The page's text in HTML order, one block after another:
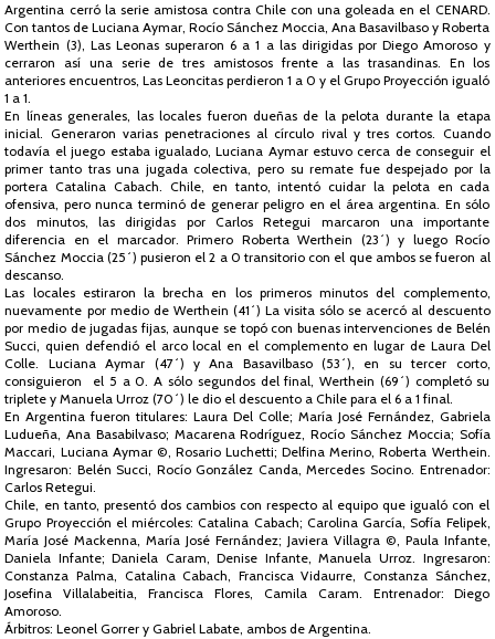
Argentina cerró la serie amistosa contra Chile con una goleada en el CENARD.
Con tantos de Luciana Aymar, Rocío Sánchez Moccia, Ana Basavilbaso y Roberta
Werthein (3), Las Leonas superaron 6 a 1 a las dirigidas por Diego Amoroso y
cerraron así una serie de tres amistosos frente a las trasandinas. En los
anteriores encuentros, Las Leoncitas perdieron 1 a 0 y el Grupo Proyección igualó
1 a 1.
En líneas generales, las locales fueron dueñas de la pelota durante la etapa
inicial. Generaron varias penetraciones al círculo rival y tres cortos. Cuando
todavía el juego estaba igualado, Luciana Aymar estuvo cerca de conseguir el
primer tanto tras una jugada colectiva, pero su remate fue despejado por la
portera Catalina Cabach. Chile, en tanto, intentó cuidar la pelota en cada
ofensiva, pero nunca terminó de generar peligro en el área argentina. En sólo
dos minutos, las dirigidas por Carlos Retegui marcaron una importante
diferencia en el marcador. Primero Roberta Werthein (23´) y luego Rocío
Sánchez Moccia (25´) pusieron el 2 a 0 transitorio con el que ambos se fueron al
descanso.
Las locales estiraron la brecha en los primeros minutos del complemento,
nuevamente por medio de Werthein (41´) La visita sólo se acercó al descuento
por medio de jugadas fijas, aunque se topó con buenas intervenciones de Belén
Succi, quien defendió el arco local en el complemento en lugar de Laura Del
Colle. Luciana Aymar (47´) y Ana Basavilbaso (53´), en su tercer corto,
consiguieron el 5 a 0. A sólo segundos del final, Werthein (69´) completó su
triplete y Manuela Urroz (70´) le dio el descuento a Chile para el 6 a 1 final.
En Argentina fueron titulares: Laura Del Colle; María José Fernández, Gabriela
Ludueña, Ana Basabilvaso; Macarena Rodríguez, Rocío Sánchez Moccia; Sofía
Maccari, Luciana Aymar ©, Rosario Luchetti; Delfina Merino, Roberta Werthein.
Ingresaron: Belén Succi, Rocío González Canda, Mercedes Socino. Entrenador:
Carlos Retegui.
Chile, en tanto, presentó dos cambios con respecto al equipo que igualó con el
Grupo Proyección el miércoles: Catalina Cabach; Carolina García, Sofía Felipek,
María José Mackenna, María José Fernández; Javiera Villagra ©, Paula Infante,
Daniela Infante; Daniela Caram, Denise Infante, Manuela Urroz. Ingresaron:
Constanza Palma, Catalina Cabach, Francisca Vidaurre, Constanza Sánchez,
Josefina Villalabeitia, Francisca Flores, Camila Caram. Entrenador: Diego
Amoroso.
Árbitros: Leonel Gorrer y Gabriel Labate, ambos de Argentina.